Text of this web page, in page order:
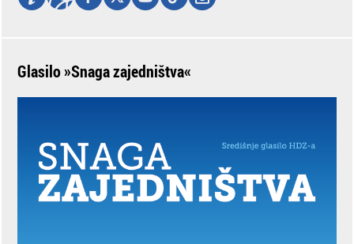
Glasilo »Snaga zajedništva«